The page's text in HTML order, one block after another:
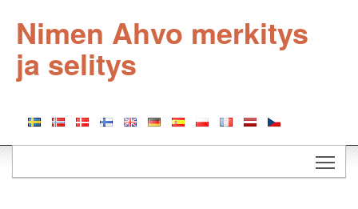
Nimen Ahvo merkitys
ja selitys